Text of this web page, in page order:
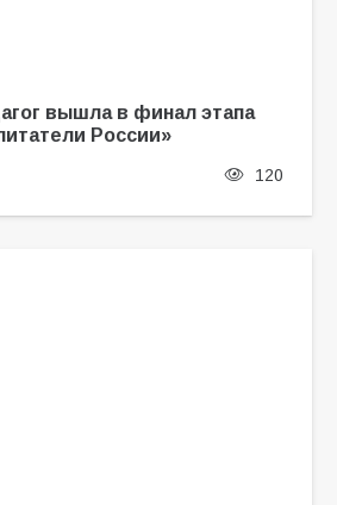
вышла в финал этапа
России»
120